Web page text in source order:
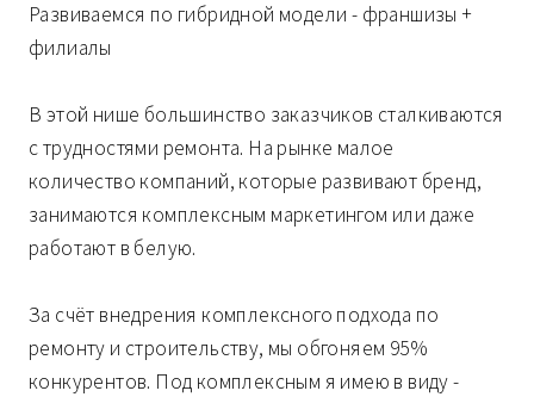
Развиваемся по гибридной модели - франшизы +
филиалы
В этой нише большинство заказчиков сталкиваются
с трудностями ремонта. На рынке малое
количество компаний, которые развивают бренд,
занимаются комплексным маркетингом или даже
работают в белую.
За счёт внедрения комплексного подхода по
ремонту и строительству, мы обгоняем 95%
конкурентов. Под комплексным я имею в виду -